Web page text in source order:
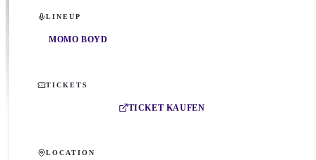
LINEUP
MOMO BOYD
TICKETS
TICKET KAUFEN
LOCATION